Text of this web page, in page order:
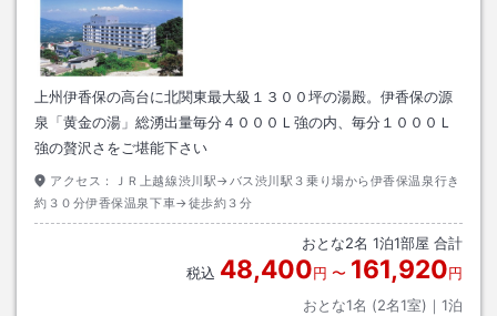
上州伊香保の高台に北関東最大級１３００坪の湯殿。伊香保の源
泉「黄金の湯」総湧出量毎分４０００Ｌ強の内、毎分１０００Ｌ
強の贅沢さをご堪能下さい
アクセス：
ＪＲ上越線渋川駅→バス渋川駅３乗り場から伊香保温泉行き
約３０分伊香保温泉下車→徒歩約３分
おとな2名 1泊1部屋 合計
税込 48,400円 〜 161,920円
おとな1名 (2名1室)｜ 1泊